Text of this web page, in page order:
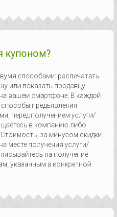
купоном?
способами: распечатать
или показать продавцу
вашем смартфоне. В каждой
предъявления
перед получением услуги/
в компанию либо
за минусом скидки
месте получения услуги/
на получение
указанным в конкретной